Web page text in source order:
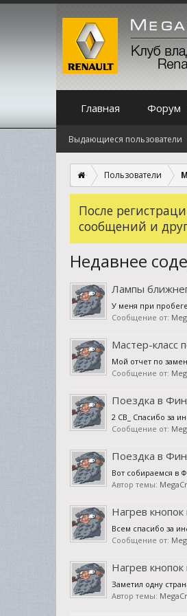
Пользователи
После
сообщений и
Недавнее
Лампы
У меня при
Сообщение от:
Мастер-класс
Мой отчет по
Сообщение от:
Поездка в
2 CB_ Спасибо за
Сообщение от:
Поездка в
Вот собираемся в
Автор темы:
Нагрев
Всем спасибо за
Сообщение от:
Нагрев
Заметил одну
Автор темы:
Главная Форум
Выдающиеся пользователи